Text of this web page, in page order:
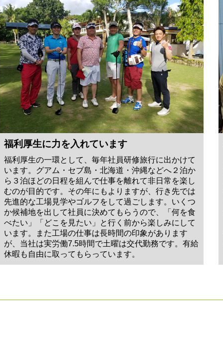
福利厚生に力を入れています
福利厚生の一環として、毎年社員研修旅行に出かけて
います。グアム・セブ島・北海道・沖縄などへ２泊か
ら３泊ほどの日程を組んで仕事を離れて非日常を楽し
むのが目的です。その年にもよりますが、行き先では
先進的な工場見学やゴルフをして過ごします。いくつ
か候補地を出して社員に決めてもらうので、「何を食
べたい」「どこを見たい」と行く前から楽しみにして
います。また工場の仕事は長時間の印象があります
が、当社は実労働7.5時間で土曜は交代勤務です。有給
休暇も自由に取ってもらっています。